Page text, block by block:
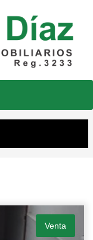
Venta